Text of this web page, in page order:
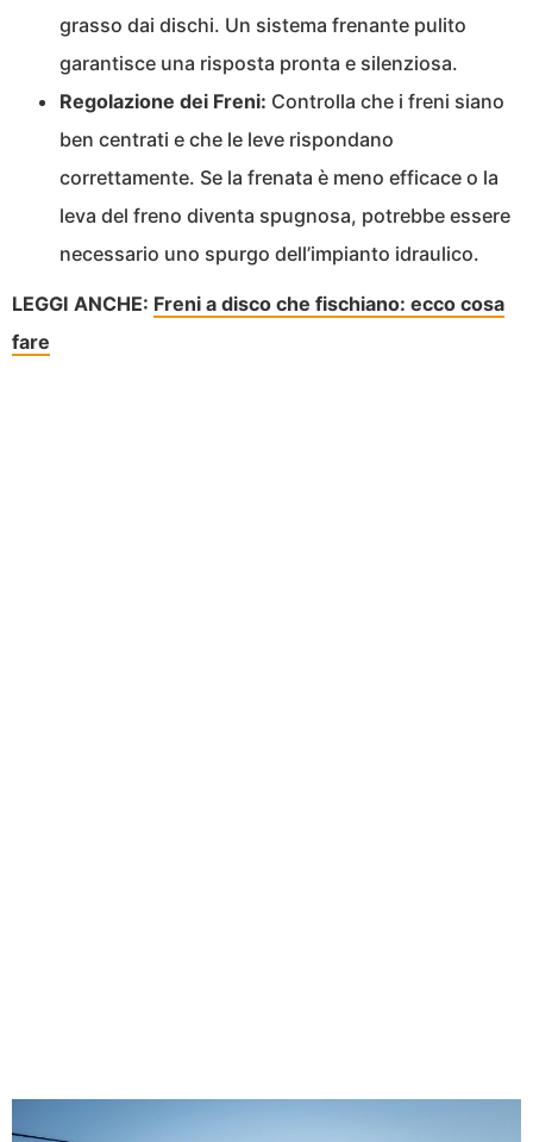
grasso dai dischi. Un sistema frenante pulito
garantisce una risposta pronta e silenziosa.
Regolazione dei Freni: Controlla che i freni siano
ben centrati e che le leve rispondano
correttamente. Se la frenata è meno efficace o la
leva del freno diventa spugnosa, potrebbe essere
necessario uno spurgo dell’impianto idraulico.
LEGGI ANCHE: Freni a disco che fischiano: ecco cosa
fare